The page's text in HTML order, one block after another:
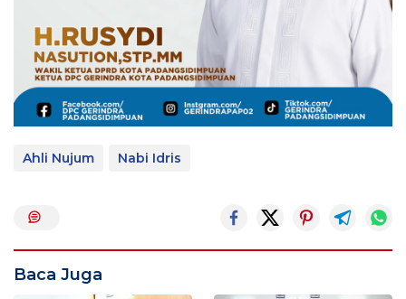
Ahli Nujum Nabi Idris
Baca Juga